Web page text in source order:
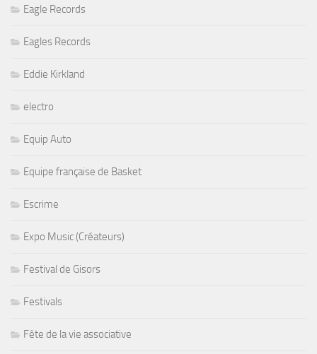
Eagle Records
Eagles Records
Eddie Kirkland
electro
Equip Auto
Equipe française de Basket
Escrime
Expo Music (Créateurs)
Festival de Gisors
Festivals
Fête de la vie associative